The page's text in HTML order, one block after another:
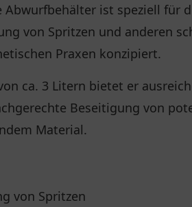
Abwurfbehälter ist speziell für
von Spritzen und anderen
Praxen konzipiert.
ca. 3 Litern bietet er
Beseitigung von
Material.
von Spritzen